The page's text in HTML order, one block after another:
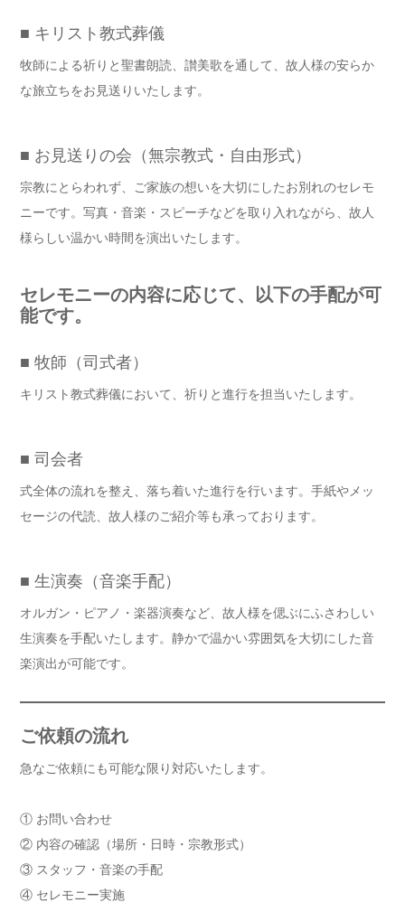
■ キリスト教式葬儀
牧師による祈りと聖書朗読、讃美歌を通して、故人様の安らか
な旅立ちをお見送りいたします。
■ お見送りの会（無宗教式・自由形式）
宗教にとらわれず、ご家族の想いを大切にしたお別れのセレモ
ニーです。写真・音楽・スピーチなどを取り入れながら、故人
様らしい温かい時間を演出いたします。
セレモニーの内容に応じて、以下の手配が可
能です。
■ 牧師（司式者）
キリスト教式葬儀において、祈りと進行を担当いたします。
■ 司会者
式全体の流れを整え、落ち着いた進行を行います。手紙やメッ
セージの代読、故人様のご紹介等も承っております。
■ 生演奏（音楽手配）
オルガン・ピアノ・楽器演奏など、故人様を偲ぶにふさわしい
生演奏を手配いたします。静かで温かい雰囲気を大切にした音
楽演出が可能です。
ご依頼の流れ
急なご依頼にも可能な限り対応いたします。
① お問い合わせ
② 内容の確認（場所・日時・宗教形式）
③ スタッフ・音楽の手配
④ セレモニー実施